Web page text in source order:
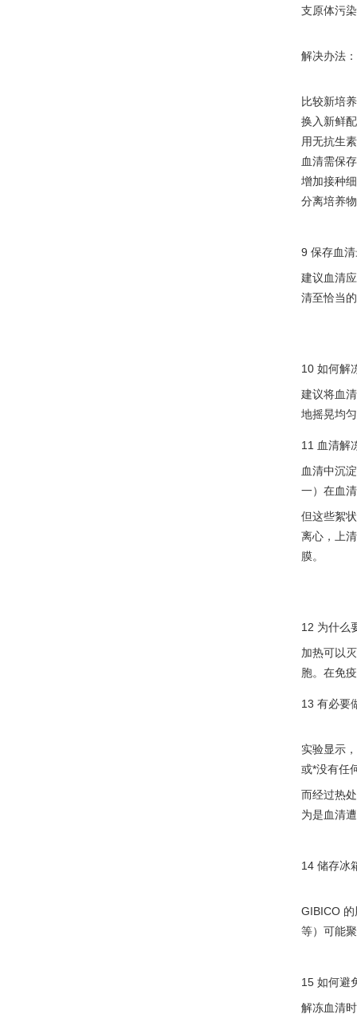
支原体污染
解决办法：
比较新培
换入新鲜
用无抗生
血清需保
增加接种
分离培养
9 保存血
建议血清
清至恰当
10 如何解
建议将血
地摇晃均
11 血清解
血清中沉
一）在血
但这些絮
离心，上
膜。
12 为什么
加热可以
胞。在免
13 有必要
实验显示
或*没有任
而经过热
为是血清
14 储存冰
GIBICO
等）可能
15 如何避
解冻血清